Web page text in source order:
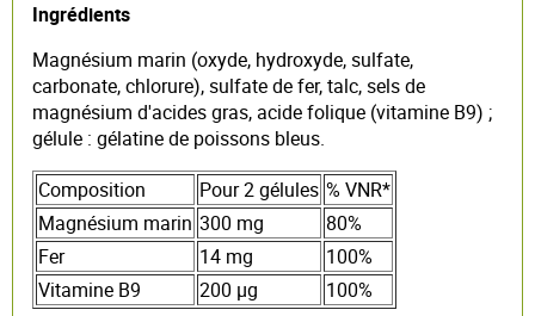
Ingrédients
Magnésium marin (oxyde, hydroxyde, sulfate,
carbonate, chlorure), sulfate de fer, talc, sels de
magnésium d'acides gras, acide folique (vitamine B9) ;
gélule : gélatine de poissons bleus.
Composition
Pour 2 gélules % VNR*
Magnésium marin 300 mg
80%
Fer
14 mg
100%
Vitamine B9
200 µg
100%